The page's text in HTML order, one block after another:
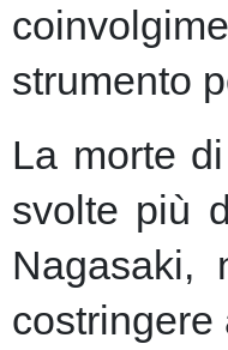
strumento
La morte
svolte più
Nagasaki,
costringere